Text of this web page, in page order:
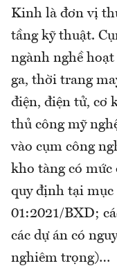
Kinh là đơn vị
tầng kỹ thuật.
ngành nghề
ga, thời trang
điện, điện tử, cơ
thủ công mỹ
vào cụm công
kho tàng có mức
quy định tại mục
01:2021/BXD;
các dự án có
nghiêm trọng)…